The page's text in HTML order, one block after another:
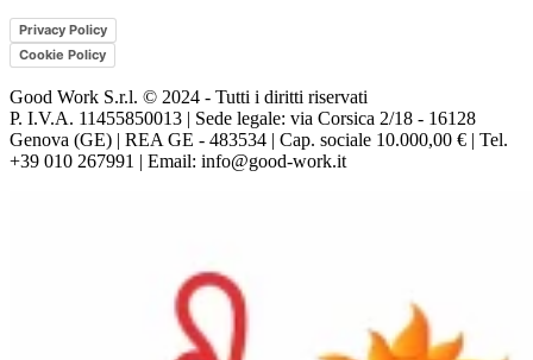
Privacy Policy
Cookie Policy
Good Work S.r.l. © 2024 - Tutti i diritti riservati
P. I.V.A. 11455850013 | Sede legale: via Corsica 2/18 - 16128
Genova (GE) | REA GE - 483534 | Cap. sociale 10.000,00 € | Tel.
+39 010 267991 | Email: info@good-work.it